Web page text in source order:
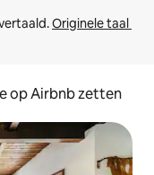
Originele taal
op Airbnb zetten